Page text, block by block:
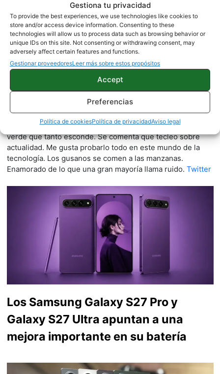
Gestiona tu privacidad
To provide the best experiences, we use technologies like cookies to
store and/or access device information. Consenting to these
technologies will allow us to process data such as browsing behavior or
unique IDs on this site. Not consenting or withdrawing consent, may
adversely affect certain features and functions.
Gestionar proveedoresLeer más sobre estos propósitos
Accept
Preferencias
Política de cookiesPolítica de privacidadAviso legal
Quelian Sanz
11059 artículos publicados en ProAndroid desde 2020.
Redactor en Pro Android | Apasionado de ese Androide
verde que tanto esconde. Se comenta que tecleo sobre
actualidad. Me gusta probarlo todo en este mundo de la
tecnología. Los gusanos se comen a las manzanas.
Enamorado de lo que una gran mayoría llama ruido. Twitter
Los Samsung Galaxy S27 Pro y
Galaxy S27 Ultra apuntan a una
mejora importante en su batería